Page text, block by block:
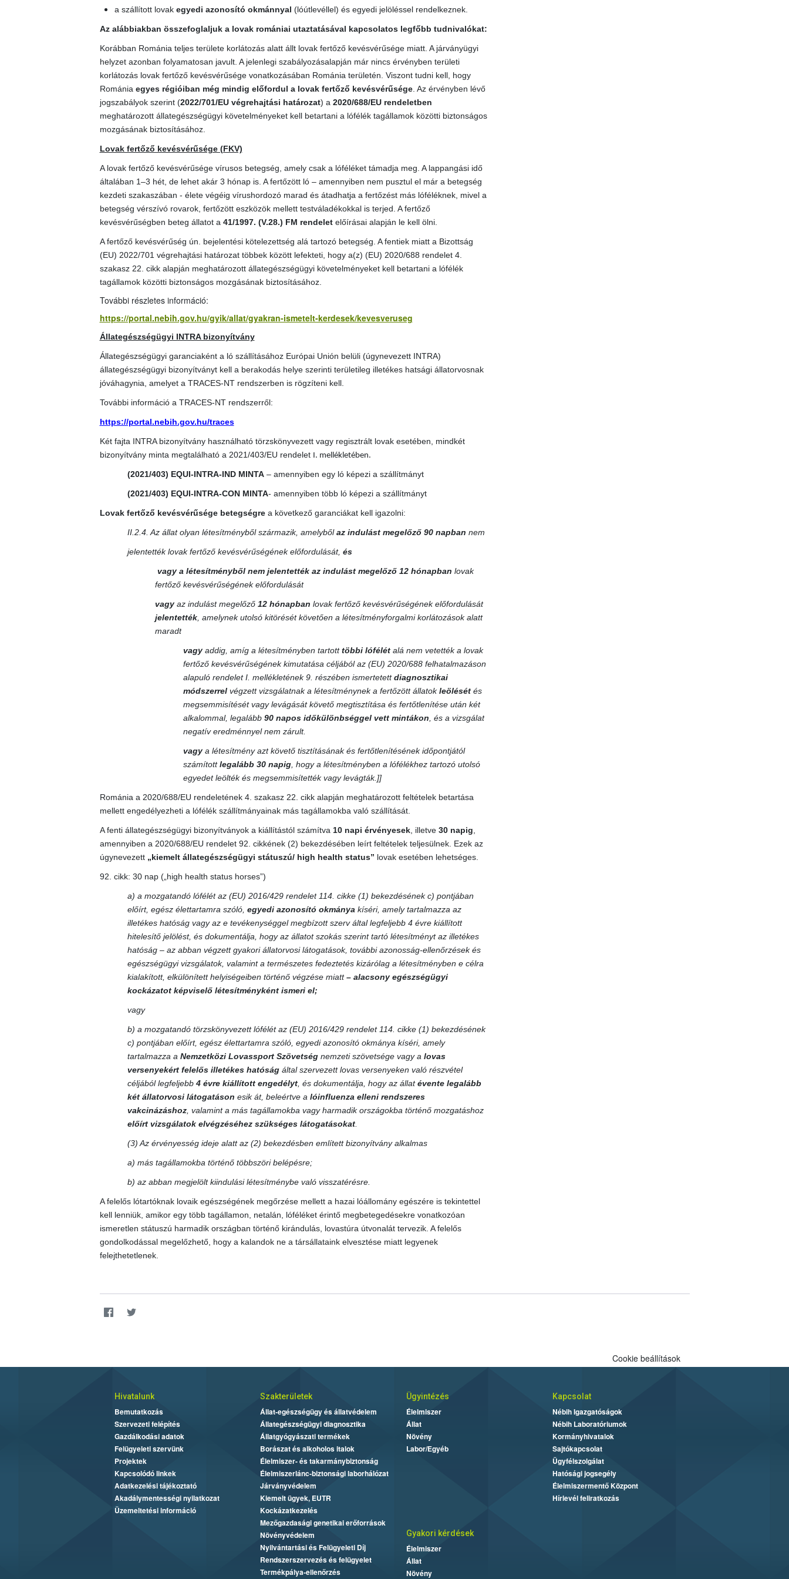
a szállított lovak egyedi azonosító okmánnyal (lóútlevéllel) és egyedi jelöléssel rendelkeznek.
Az alábbiakban összefoglaljuk a lovak romániai utaztatásával kapcsolatos legfőbb tudnivalókat:
Korábban Románia teljes területe korlátozás alatt állt lovak fertőző kevésvérűsége miatt. A járványügyi
helyzet azonban folyamatosan javult. A jelenlegi szabályozásalapján már nincs érvényben területi
korlátozás lovak fertőző kevésvérűsége vonatkozásában Románia területén. Viszont tudni kell, hogy
Románia egyes régióiban még mindig előfordul a lovak fertőző kevésvérűsége. Az érvényben lévő
jogszabályok szerint (2022/701/EU végrehajtási határozat) a 2020/688/EU rendeletben
meghatározott állategészségügyi követelményeket kell betartani a lófélék tagállamok közötti biztonságos
mozgásának biztosításához.
Lovak fertőző kevésvérűsége (FKV)
A lovak fertőző kevésvérűsége vírusos betegség, amely csak a lóféléket támadja meg. A lappangási idő
általában 1–3 hét, de lehet akár 3 hónap is. A fertőzött ló – amennyiben nem pusztul el már a betegség
kezdeti szakaszában - élete végéig vírushordozó marad és átadhatja a fertőzést más lóféléknek, mivel a
betegség vérszívó rovarok, fertőzött eszközök mellett testváladékokkal is terjed. A fertőző
kevésvérűségben beteg állatot a 41/1997. (V.28.) FM rendelet előírásai alapján le kell ölni.
A fertőző kevésvérűség ún. bejelentési kötelezettség alá tartozó betegség. A fentiek miatt a Bizottság
(EU) 2022/701 végrehajtási határozat többek között lefekteti, hogy a(z) (EU) 2020/688 rendelet 4.
szakasz 22. cikk alapján meghatározott állategészségügyi követelményeket kell betartani a lófélék
tagállamok közötti biztonságos mozgásának biztosításához.
További részletes információ:
https://portal.nebih.gov.hu/gyik/allat/gyakran-ismetelt-kerdesek/kevesveruseg
Állategészségügyi INTRA bizonyítvány
Állategészségügyi garanciaként a ló szállításához Európai Unión belüli (úgynevezett INTRA)
állategészségügyi bizonyítványt kell a berakodás helye szerinti területileg illetékes hatsági állatorvosnak
jóváhagynia, amelyet a TRACES-NT rendszerben is rögzíteni kell.
További információ a TRACES-NT rendszerről:
https://portal.nebih.gov.hu/traces
Két fajta INTRA bizonyítvány használható törzskönyvezett vagy regisztrált lovak esetében, mindkét
bizonyítvány minta megtalálható a 2021/403/EU rendelet I. mellékletében.
(2021/403) EQUI-INTRA-IND MINTA– amennyiben egy ló képezi a szállítmányt
(2021/403) EQUI-INTRA-CON MINTA- amennyiben több ló képezi a szállítmányt
Lovak fertőző kevésvérűsége betegségrea következő garanciákat kell igazolni:
II.2.4. Az állat olyan létesítményből származik, amelybőlaz indulást megelőző 90 napban nem
jelentették lovak fertőző kevésvérűségének előfordulását, és
vagy a létesítményből nem jelentették az indulást megelőző 12 hónapban lovak
fertőző kevésvérűségének előfordulását
vagyaz indulást megelőző 12 hónapban lovak fertőző kevésvérűségének előfordulását
jelentették, amelynek utolsó kitörését követően a létesítményforgalmi korlátozások alatt
maradt
vagyaddig, amíg a létesítményben tartotttöbbi lófélétalá nem vetették a lovak
fertőző kevésvérűségének kimutatása céljából az (EU) 2020/688 felhatalmazáson
alapuló rendelet I. mellékletének 9. részében ismertetettdiagnosztikai
módszerrelvégzett vizsgálatnak a létesítménynek a fertőzött állatokleölésétés
megsemmisítését vagy levágását követő megtisztítása és fertőtlenítése után két
alkalommal, legalább 90 napos időkülönbséggel vett mintákon, és a vizsgálat
negatív eredménnyel nem zárult.
vagya létesítmény azt követő tisztításának és fertőtlenítésének időpontjától
számítottlegalább 30 napig, hogy a létesítményben a lófélékhez tartozó utolsó
egyedet leölték és megsemmisítették vagy levágták.]]
Románia a 2020/688/EU rendeletének 4. szakasz 22. cikk alapján meghatározott feltételek betartása
mellett engedélyezheti a lófélék szállítmányainak más tagállamokba való szállítását.
A fenti állategészségügyi bizonyítványok a kiállítástól számítva 10 napi érvényesek, illetve 30 napig,
amennyiben a 2020/688/EU rendelet 92. cikkének (2) bekezdésében leírt feltételek teljesülnek. Ezek az
úgynevezett „kiemelt állategészségügyi státuszú/ high health status” lovak esetében lehetséges.
92. cikk: 30 nap („high health status horses”)
a) a mozgatandó lófélét az (EU) 2016/429 rendelet 114. cikke (1) bekezdésének c) pontjában
előírt, egész élettartamra szóló, egyedi azonosító okmányakíséri, amely tartalmazza az
illetékes hatóság vagy az e tevékenységgel megbízott szerv által legfeljebb 4 évre kiállított
hitelesítő jelölést, és dokumentálja, hogy az állatot szokás szerint tartó létesítményt az illetékes
hatóság – az abban végzett gyakori állatorvosi látogatások, további azonosság-ellenőrzések és
egészségügyi vizsgálatok, valamint a természetes fedeztetés kizárólag a létesítményben e célra
kialakított, elkülönített helyiségeiben történő végzése miatt– alacsony egészségügyi
kockázatot képviselő létesítményként ismeri el;
vagy
b) a mozgatandó törzskönyvezett lófélét az (EU) 2016/429 rendelet 114. cikke (1) bekezdésének
c) pontjában előírt, egész élettartamra szóló, egyedi azonosító okmánya kíséri, amely
tartalmazza a Nemzetközi Lovassport Szövetségnemzeti szövetsége vagy a lovas
versenyekért felelős illetékes hatóságáltal szervezett lovas versenyeken való részvétel
céljából legfeljebb 4 évre kiállított engedélyt, és dokumentálja, hogy az állatévente legalább
két állatorvosi látogatáson esik át, beleértve a lóinfluenza elleni rendszeres
vakcinázáshoz, valamint a más tagállamokba vagy harmadik országokba történő mozgatáshoz
előírt vizsgálatok elvégzéséhez szükséges látogatásokat.
(3) Az érvényesség ideje alatt az (2) bekezdésben említett bizonyítvány alkalmas
a) más tagállamokba történő többszöri belépésre;
b) az abban megjelölt kiindulási létesítménybe való visszatérésre.
A felelős lótartóknak lovaik egészségének megőrzése mellett a hazai lóállomány egészére is tekintettel
kell lenniük, amikor egy több tagállamon, netalán, lóféléket érintő megbetegedésekre vonatkozóan
ismeretlen státuszú harmadik országban történő kirándulás, lovastúra útvonalát tervezik. A felelős
gondolkodással megelőzhető, hogy a kalandok ne a társállataink elvesztése miatt legyenek
felejthetetlenek.
Cookie beállítások
Hivatalunk
Bemutatkozás
Szervezeti felépítés
Gazdálkodási adatok
Felügyeleti szervünk
Projektek
Kapcsolódó linkek
Adatkezelési tájékoztató
Akadálymentességi nyilatkozat
Üzemeltetési információ
Szakterületek
Állat-egészségügy és állatvédelem
Állategészségügyi diagnosztika
Állatgyógyászati termékek
Borászat és alkoholos italok
Élelmiszer- és takarmánybiztonság
Élelmiszerlánc-biztonsági laborhálózat
Járványvédelem
Kiemelt ügyek, EUTR
Kockázatkezelés
Mezőgazdasági genetikai erőforrások
Növényvédelem
Nyilvántartási és Felügyeleti Díj
Rendszerszervezés és felügyelet
Termékpálya-ellenőrzés
Ügyintézés
Élelmiszer
Állat
Növény
Labor/Egyéb
Kapcsolat
Nébih Igazgatóságok
Nébih Laboratóriumok
Kormányhivatalok
Sajtókapcsolat
Ügyfélszolgálat
Hatósági jogsegély
Élelmiszermentő Központ
Hírlevél feliratkozás
Gyakori kérdések
Élelmiszer
Állat
Növény